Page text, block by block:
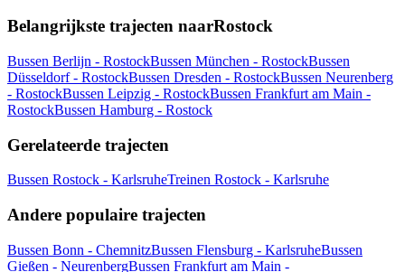
Belangrijkste trajecten naarRostock
Bussen Berlijn - RostockBussen München - RostockBussen
Düsseldorf - RostockBussen Dresden - RostockBussen Neurenberg
- RostockBussen Leipzig - RostockBussen Frankfurt am Main -
RostockBussen Hamburg - Rostock
Gerelateerde trajecten
Bussen Rostock - KarlsruheTreinen Rostock - Karlsruhe
Andere populaire trajecten
Bussen Bonn - ChemnitzBussen Flensburg - KarlsruheBussen
Gießen - NeurenbergBussen Frankfurt am Main -